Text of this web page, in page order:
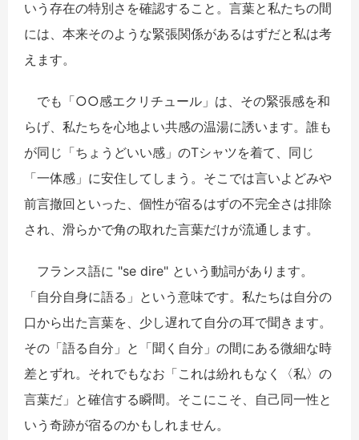
いう存在の特別さを確認すること。言葉と私たちの間
には、本来そのような緊張関係があるはずだと私は考
えます。
でも「○○感エクリチュール」は、その緊張感を和
らげ、私たちを心地よい共感の温湯に誘います。誰も
が同じ「ちょうどいい感」のTシャツを着て、同じ
「一体感」に安住してしまう。そこでは言いよどみや
前言撤回といった、個性が宿るはずの不完全さは排除
され、滑らかで角の取れた言葉だけが流通します。
フランス語に "se dire" という動詞があります。
「自分自身に語る」という意味です。私たちは自分の
口から出た言葉を、少し遅れて自分の耳で聞きます。
その「語る自分」と「聞く自分」の間にある微細な時
差とずれ。それでもなお「これは紛れもなく〈私〉の
言葉だ」と確信する瞬間。そこにこそ、自己同一性と
いう奇跡が宿るのかもしれません。